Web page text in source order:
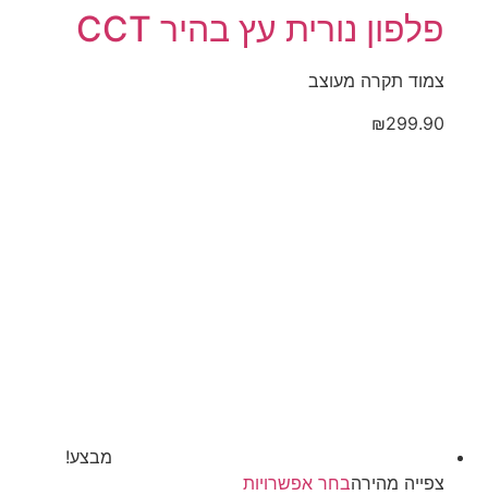
פלפון נורית עץ בהיר CCT
צמוד תקרה מעוצב
₪299.90
מבצע!
צפייה‬ ‫מהירה‬בחר אפשרויותלמוצר